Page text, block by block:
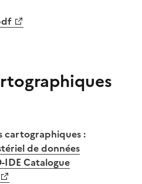
cartographiques :
de données
IDE Catalogue